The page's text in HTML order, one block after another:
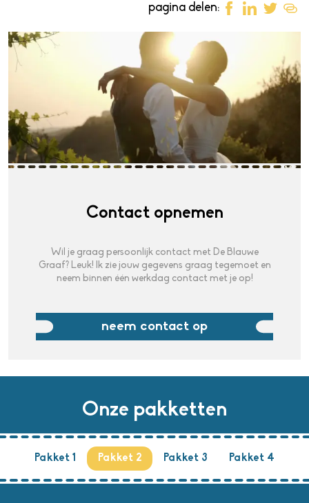
pagina delen:
Contact opnemen
Wil je graag persoonlijk contact met De Blauwe
Graaf? Leuk! Ik zie jouw gegevens graag tegemoet en
neem binnen één werkdag contact met je op!
neem contact op
Onze pakketten
Pakket 1 Pakket 2 Pakket 3 Pakket 4
Pakketten
Onze trouwvideo's
Over de Blauwe Graaf
Contact